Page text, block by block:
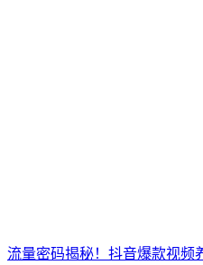
流量密码揭秘！抖音爆款视频